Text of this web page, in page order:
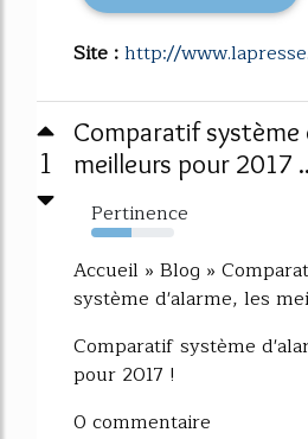
Site :http://
1
Comparatif système
meilleurs pour 2017
Pertinence
49%
Accueil » Blog »
système d'alarme, les
Comparatif système
pour 2017 !
0 commentaire